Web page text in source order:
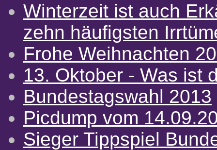
Winterzeit ist auch
zehn häufigsten
Frohe Weihnachten
13. Oktober - Was ist
Bundestagswahl 2013
Picdump vom
Sieger Tippspiel